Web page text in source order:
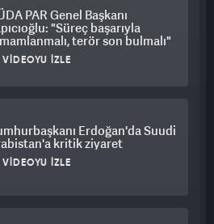
PAR Genel Başkanı
"Süreç başarıyla
terör son bulmalı"
VIDEOYU İZLE
Erdoğan'da Suudi
kritik ziyaret
VIDEOYU İZLE